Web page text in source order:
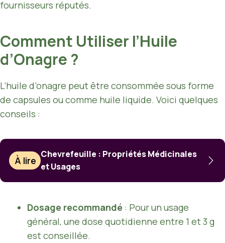
fournisseurs réputés.
Comment Utiliser l’Huile
d’Onagre ?
L’huile d’onagre peut être consommée sous forme
de capsules ou comme huile liquide. Voici quelques
conseils :
À lire
Chevrefeuille : Propriétés Médicinales
et Usages
Dosage recommandé : Pour un usage
général, une dose quotidienne entre 1 et 3 g
est conseillée.